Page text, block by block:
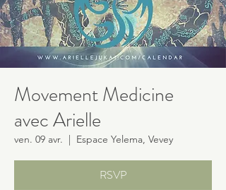
Movement Medicine
avec Arielle
ven. 09 avr.
  |
Espace Yelema, Vevey
RSVP